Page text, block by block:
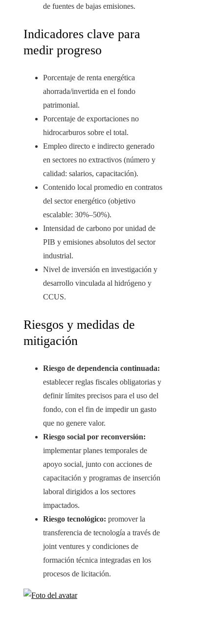
de fuentes de bajas emisiones.
Indicadores clave para
medir progreso
Porcentaje de renta energética
ahorrada/invertida en el fondo
patrimonial.
Porcentaje de exportaciones no
hidrocarburos sobre el total.
Empleo directo e indirecto generado
en sectores no extractivos (número y
calidad: salarios, capacitación).
Contenido local promedio en contratos
del sector energético (objetivo
escalable: 30%–50%).
Intensidad de carbono por unidad de
PIB y emisiones absolutos del sector
industrial.
Nivel de inversión en investigación y
desarrollo vinculada al hidrógeno y
CCUS.
Riesgos y medidas de
mitigación
Riesgo de dependencia continuada:
establecer reglas fiscales obligatorias y
definir límites precisos para el uso del
fondo, con el fin de impedir un gasto
que no genere valor.
Riesgo social por reconversión:
implementar planes temporales de
apoyo social, junto con acciones de
capacitación y programas de inserción
laboral dirigidos a los sectores
impactados.
Riesgo tecnológico: promover la
transferencia de tecnología a través de
joint ventures y condiciones de
formación técnica integradas en los
procesos de licitación.